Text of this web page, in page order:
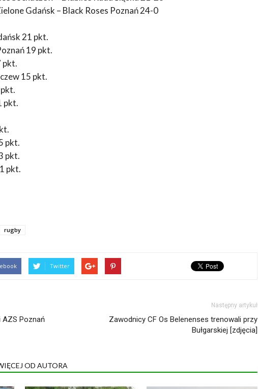
Gdańsk – Black Roses Poznań 24-0
21 pkt.
19 pkt.
pkt.
15 pkt.
pkt.
pkt.
pkt.
1 pkt.
rugby
Twitter
AZS Poznań
Następny artykuł
Zawodnicy CF Os Belenenses trenowali przy
Bułgarskiej [zdjęcia]
OD AUTORA